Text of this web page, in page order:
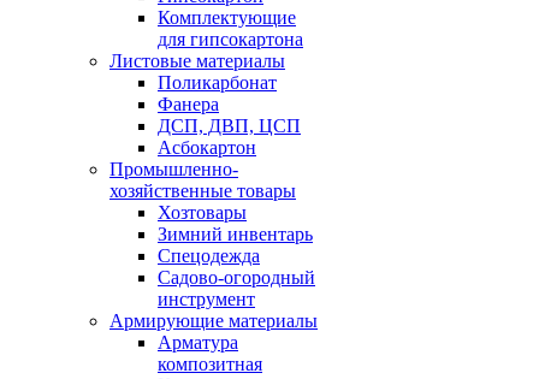
Комплектующие
для гипсокартона
Листовые материалы
Поликарбонат
Фанера
ДСП, ДВП, ЦСП
Асбокартон
Промышленно-
хозяйственные товары
Хозтовары
Зимний инвентарь
Спецодежда
Садово-огородный
инструмент
Армирующие материалы
Арматура
композитная